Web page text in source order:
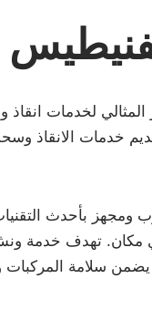
المثالي لخدمات
خدمات الانقاذ
بأحدث
تهدف خدمة ونش
سلامة المركبات